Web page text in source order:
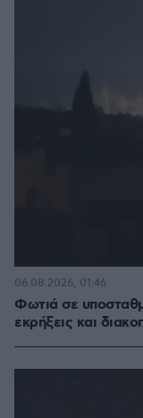
Φωτιά σε
εκρήξεις και
06.08.2026, 01:46